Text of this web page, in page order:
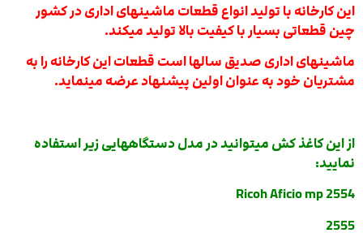
این کارخانه با تولید انواع قطعات ماشینهای اداری در کشور
چین قطعاتی بسیار با کیفیت بالا تولید میکند.
ماشینهای اداری صدیق سالها است قطعات این کارخانه را به
مشتریان خود به عنوان اولین پیشنهاد عرضه مینماید.
از این کاغذ کش میتوانید در مدل دستگاههایی زیر استفاده
نمایید:
Ricoh Aficio mp 2554
2555